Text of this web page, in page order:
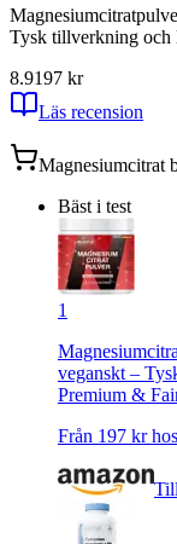
Tysk tillverkning och
8.9197 kr
Läs recension
Magnesiumcitrat
Bäst i test
1
veganskt –
Premium &
Från 197 kr hos